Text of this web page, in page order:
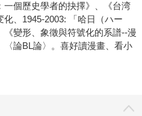
個歷史學者的抉擇》、《台湾
、1945-2003: 「哈日（ハー
《變形、象徵與符號化的系譜--漫
論BL論〉。喜好讀漫畫、看小